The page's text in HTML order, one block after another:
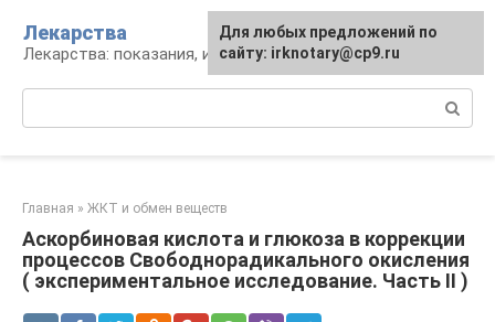
контенту
Лекарства
Лекарства: показания, инструкция, аналоги
Главная » ЖКТ и обмен веществ
Аскорбиновая кислота и глюкоза в коррекции
процессов Свободнорадикального окисления
( экспериментальное исследование. Часть II )
Для любых предложений по
сайту: irknotary@cp9.ru